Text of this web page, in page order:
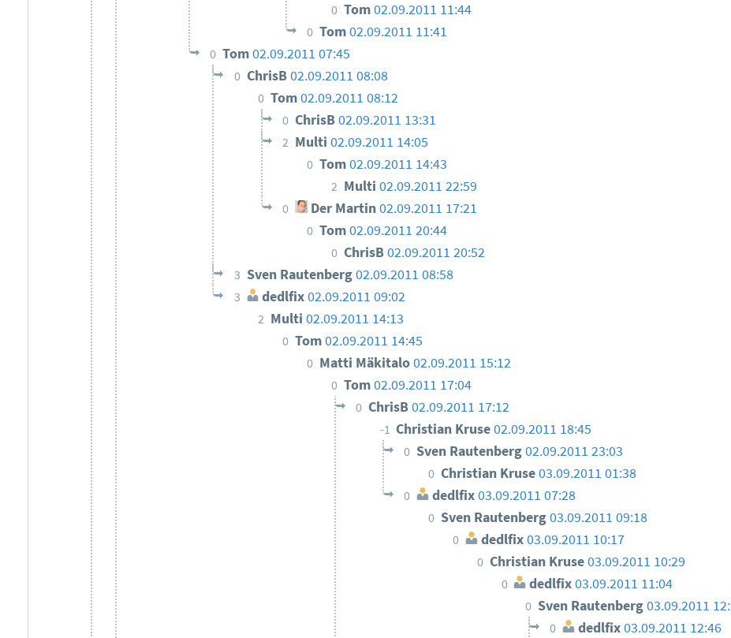
0 Tom02.09.2011 11:44
0 Tom02.09.2011 11:41
0 Tom02.09.2011 07:45
0 ChrisB02.09.2011 08:08
0 Tom02.09.2011 08:12
0 ChrisB02.09.2011 13:31
2 Multi02.09.2011 14:05
0 Tom02.09.2011 14:43
2 Multi 02.09.2011 22:59
0 Der Martin02.09.2011 17:21
0 Tom02.09.2011 20:44
0 ChrisB02.09.2011 20:52
3 Sven Rautenberg02.09.2011 08:58
3 dedlfix02.09.2011 09:02
2 Multi02.09.2011 14:13
0 Tom02.09.2011 14:45
0 Matti Mäkitalo02.09.2011 15:12
0 Tom02.09.2011 17:04
0 ChrisB02.09.2011 17:12
-1 Christian Kruse02.09.2011 18:45
0 Sven Rautenberg02.09.2011 23:03
0 Christian Kruse03.09.2011 01:38
0 dedlfix03.09.2011 07:28
0 Sven Rautenberg03.09.2011 09:18
0 dedlfix03.09.2011 10:17
0 Christian Kruse03.09.2011 10:29
0 dedlfix03.09.2011 11:04
0 Sven Rautenberg03.09.2011
0 dedlfix03.09.2011 12:46